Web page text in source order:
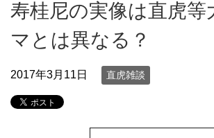
寿桂尼の実像は直虎等
マとは異なる？
2017年3月11日 直虎雑談